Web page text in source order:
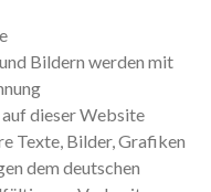
Bildern werden mit
dieser Website
Texte, Bilder, Grafiken
dem deutschen